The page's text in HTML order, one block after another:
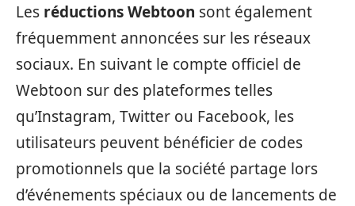
Les réductions Webtoon sont également
fréquemment annoncées sur les réseaux
sociaux. En suivant le compte officiel de
Webtoon sur des plateformes telles
qu’Instagram, Twitter ou Facebook, les
utilisateurs peuvent bénéficier de codes
promotionnels que la société partage lors
d’événements spéciaux ou de lancements de